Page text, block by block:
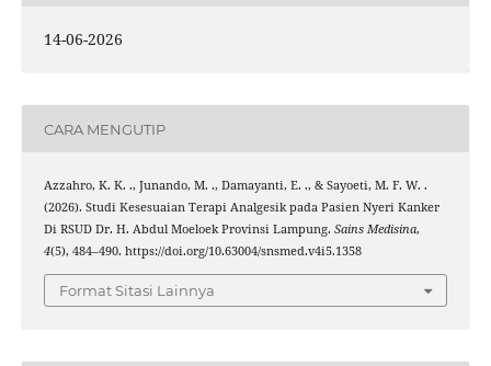
14-06-2026
CARA MENGUTIP
Azzahro, K. K. ., Junando, M. ., Damayanti, E. ., & Sayoeti, M. F. W. .
(2026). Studi Kesesuaian Terapi Analgesik pada Pasien Nyeri Kanker
Di RSUD Dr. H. Abdul Moeloek Provinsi Lampung. Sains Medisina,
4(5), 484–490. https://doi.org/10.63004/snsmed.v4i5.1358
Format Sitasi Lainnya